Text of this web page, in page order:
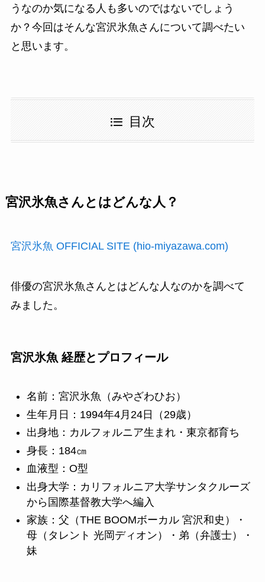
うなのか気になる人も多いのではないでしょう
か？今回はそんな宮沢氷魚さんについて調べたい
と思います。
目次
宮沢氷魚さんとはどんな人？
宮沢氷魚 OFFICIAL SITE (hio-miyazawa.com)
俳優の宮沢氷魚さんとはどんな人なのかを調べて
みました。
宮沢氷魚 経歴とプロフィール
名前：宮沢氷魚（みやざわひお）
生年月日：1994年4月24日（29歳）
出身地：カルフォルニア生まれ・東京都育ち
身長：184㎝
血液型：O型
出身大学：カリフォルニア大学サンタクルーズ
から国際基督教大学へ編入
家族：父（THE BOOMボーカル 宮沢和史）・
母（タレント 光岡ディオン）・弟（弁護士）・
妹